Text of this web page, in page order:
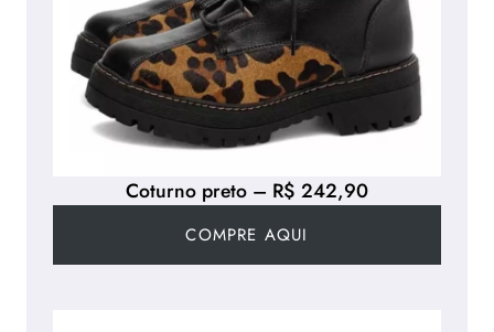
Coturno preto – R$ 242,90
COMPRE AQUI